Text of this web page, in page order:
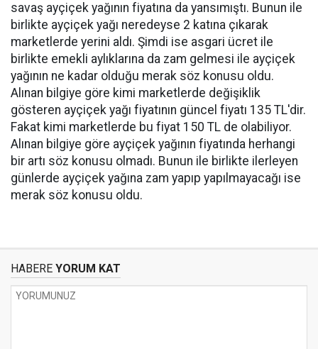
savaş ayçiçek yağının fiyatına da yansımıştı. Bunun ile
birlikte ayçiçek yağı neredeyse 2 katına çıkarak
marketlerde yerini aldı. Şimdi ise asgari ücret ile
birlikte emekli aylıklarına da zam gelmesi ile ayçiçek
yağının ne kadar olduğu merak söz konusu oldu.
Alınan bilgiye göre kimi marketlerde değişiklik
gösteren ayçiçek yağı fiyatının güncel fiyatı 135 TL'dir.
Fakat kimi marketlerde bu fiyat 150 TL de olabiliyor.
Alınan bilgiye göre ayçiçek yağının fiyatında herhangi
bir artı söz konusu olmadı. Bunun ile birlikte ilerleyen
günlerde ayçiçek yağına zam yapıp yapılmayacağı ise
merak söz konusu oldu.
HABERE YORUM KAT